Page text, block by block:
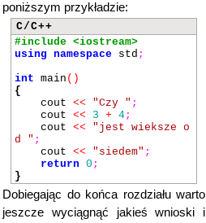
poniższym przykładzie:
C/C++
#include <iostream>
using namespace std ;
int main ()
{
cout << "Czy " ;
cout << 3 + 4;
cout <<
"jest wieksze o
d " ;
cout << "siedem" ;
return 0 ;
}
Dobiegając do końca rozdziału warto
jeszcze wyciągnąć jakieś wnioski i